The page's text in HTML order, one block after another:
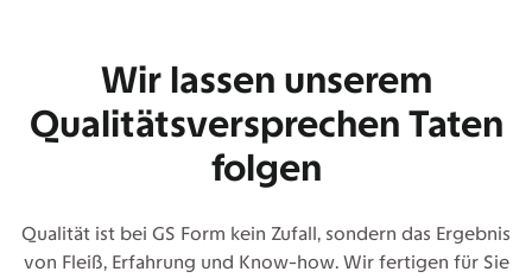
Wir lassen unserem
Qualitätsversprechen Taten
folgen
Qualität ist bei GS Form kein Zufall, sondern das Ergebnis
von Fleiß, Erfahrung und Know-how. Wir fertigen für Sie